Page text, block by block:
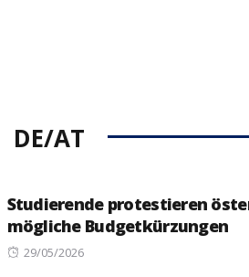
DE/AT
Studierende protestieren
mögliche Budgetkürzungen
Posted
29/05/2026